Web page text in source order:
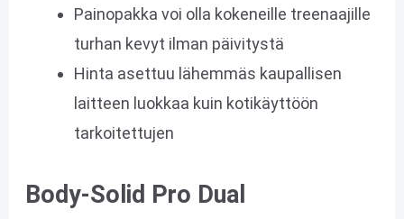
Painopakka voi olla kokeneille treenaajille
turhan kevyt ilman päivitystä
Hinta asettuu lähemmäs kaupallisen
laitteen luokkaa kuin kotikäyttöön
tarkoitettujen
Body-Solid Pro Dual